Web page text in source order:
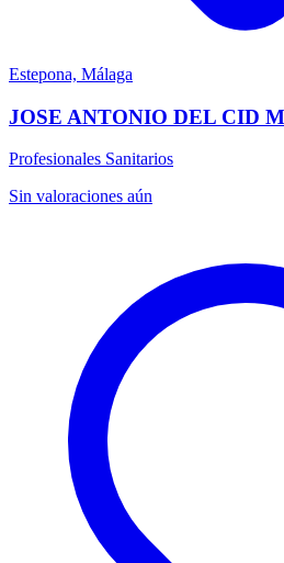
Estepona, Málaga
JOSE ANTONIO DEL CID
Profesionales Sanitarios
Sin valoraciones aún